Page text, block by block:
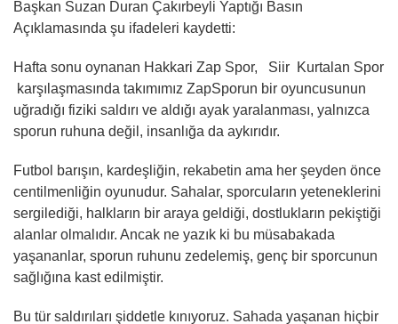
Başkan Suzan Duran Çakırbeyli Yaptığı Basın
Açıklamasında şu ifadeleri kaydetti:
Hafta sonu oynanan Hakkari Zap Spor, Siir Kurtalan Spor
karşılaşmasında takımımız ZapSporun bir oyuncusunun
uğradığı fiziki saldırı ve aldığı ayak yaralanması, yalnızca
sporun ruhuna değil, insanlığa da aykırıdır.
Futbol barışın, kardeşliğin, rekabetin ama her şeyden önce
centilmenliğin oyunudur. Sahalar, sporcuların yeteneklerini
sergilediği, halkların bir araya geldiği, dostlukların pekiştiği
alanlar olmalıdır. Ancak ne yazık ki bu müsabakada
yaşananlar, sporun ruhunu zedelemiş, genç bir sporcunun
sağlığına kast edilmiştir.
Bu tür saldırıları şiddetle kınıyoruz. Sahada yaşanan hiçbir